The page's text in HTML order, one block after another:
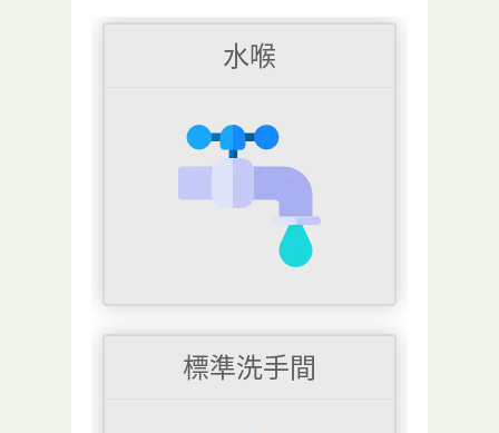
水喉
標準洗手間